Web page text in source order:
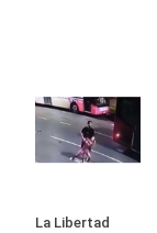
La Libertad